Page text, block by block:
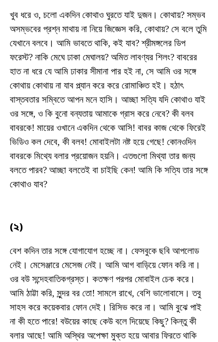
খুব ধরে ও, চলো একদিন কোথাও ঘুরতে যাই দুজন। কোথায়? সম্ভব
অসম্ভবের প্রশ্ন মাথায় না নিয়ে জিজ্ঞেস করি, কোথায়? সে বলে তুমি
যেখানে বলবে। আমি ভাবতে থাকি, কই যাব? শ্রীমঙ্গলের ডিপ
ফরেস্ট? নাকি মেঘে ঢাকা মেঘালয়? অমিত লাবণ্যর শিলং? বাবরের
হাত না ধরে যে আমি ঢাকার সীমানা পার হই না, সে আমি ওর সঙ্গে
কোথায় কোথায় না যাব প্ল্যান করে করে রোমাঞ্চিত হই। হঠাৎ
বাস্তবতার সম্বিতে আপন মনে হাসি। আচ্ছা সত্যি যদি কোথাও যাই
ওর সঙ্গে, ও কি বুনো বন্যতায় আমাকে গ্রাস করে নেবে? কী বলব
বাবরকে! মায়ের ওখানে একদিন থেকে আসি! বাবর কাজ থেকে ফিরেই
ভিডিও কল দেবে, কী বলব! মোবাইলটা নষ্ট হয়ে গেছে! কোনওদিন
বাবরকে মিথ্যে বলার প্রয়োজন হয়নি। এতগুলো মিথ্যা তার জন্য
বলতে পারব? আচ্ছা বলতেই বা চাইছি কেন! আমি কি সত্যি তার সঙ্গে
কোথাও যাব?
(২)
বেশ কদিন তার সঙ্গে যোগাযোগ হচ্ছে না। ফেসবুকে ছবি আপলোড
নেই। মেসেঞ্জারে মেসেজ নেই। আমি আগ বাড়িয়ে ফোন করি না।
ওর বউ সন্দেহবাতিকগ্রস্ত। কতক্ষণ পরপর মোবাইল চেক করে।
আমি ঠাট্টা করি, সুন্দর বর তো! সামলে রাখে, বেশি ভালোবাসে। তবু
সাহস করে কয়েকবার ফোন দেই। রিসিভ করে না। আমি বুঝে পাই
না কী হতে পারে! বউয়ের কাছে কেউ বলে দিয়েছে কিছু? কিন্তু কী
বলার আছে! আমি অস্থির অপেক্ষা মুক্ত হয়ে আবার ফিরতে থাকি